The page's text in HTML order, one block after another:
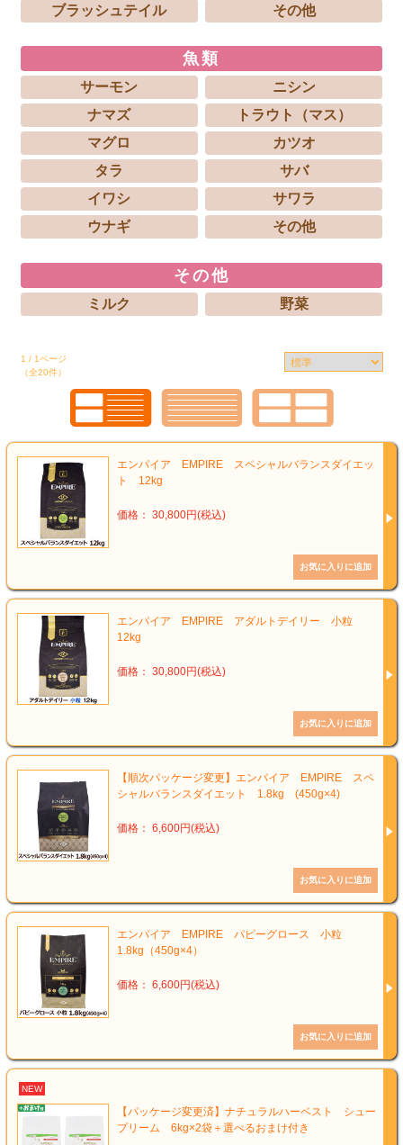
ブラッシュテイル
その他
魚類
サーモン
ニシン
ナマズ
トラウト（マス）
マグロ
カツオ
タラ
サバ
イワシ
サワラ
ウナギ
その他
その他
ミルク 野菜
1 / 1ページ
（全20件）
エンパイア EMPIRE スペシャルバランスダイエッ
ト 12kg
価格： 30,800円(税込)
エンパイア EMPIRE アダルトデイリー 小粒
12kg
価格： 30,800円(税込)
【順次パッケージ変更】エンパイア EMPIRE スペ
シャルバランスダイエット 1.8kg (450g×4)
価格： 6,600円(税込)
エンパイア EMPIRE パピーグロース 小粒
1.8kg（450g×4）
価格： 6,600円(税込)
NEW
【パッケージ変更済】ナチュラルハーベスト シュー
プリーム 6kg×2袋＋選べるおまけ付き